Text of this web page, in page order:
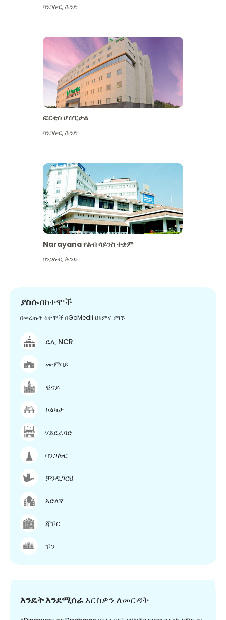
ባንጋሎር,ሕንድ
ፎርቲስ ሆስፒታል
ባንጋሎር,ሕንድ
Narayana የልብ ሳይንስ ተቋም
ባንጋሎር,ሕንድ
ያስሱበከተሞች
በመረጡት ከተሞች በGoMedii ህክምና ያግኙ
ዴሊ NCR
ሙምባይ
ቼናይ
ኮልካታ
ሃይደራባድ
ባንጋሎር
ቻንዲጋርህ
እድለኛ
ጃፑር
ፑን
እንዴት እንደሚሰራእርስዎን ለመርዳት